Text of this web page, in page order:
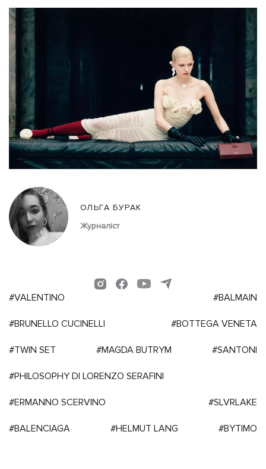
ОЛЬГА БУРАК
Журналіст
#VALENTINO #BALMAIN
#BRUNELLO CUCINELLI #BOTTEGA VENETA
#TWIN SET #MAGDA BUTRYM #SANTONI
#PHILOSOPHY DI LORENZO SERAFINI
#ERMANNO SCERVINO #SLVRLAKE
#BALENCIAGA #HELMUT LANG #BYTIMO